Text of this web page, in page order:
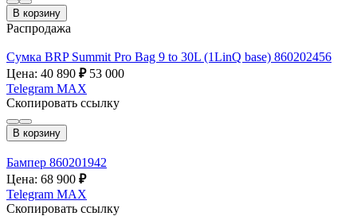
В корзину
Распродажа
Сумка BRP Summit Pro Bag 9 to 30L (1LinQ base) 860202456
Цена: 40 890 ₽ 53 000
Telegram MAX
Скопировать ссылку
В корзину
Бампер 860201942
Цена: 68 900 ₽
Telegram MAX
Скопировать ссылку